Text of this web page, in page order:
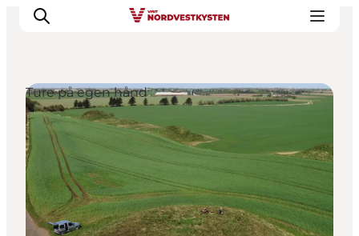
Feriesteder
Inspiration
Handicapvenlig ferie
Events
Overnatning
Ture på egen hånd